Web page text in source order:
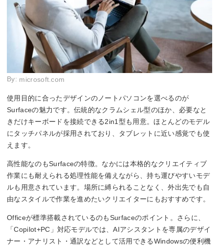
By: microsoft.com
使用目的に合ったデザインのノートパソコンを選べるのが
Surfaceの魅力です。伝統的なクラムシェル型のほか、必要なと
きだけキーボードを接続できる2in1型も用意。ほとんどのモデル
にタッチパネルが採用されており、タブレットに近い感覚でも使
えます。
高性能なのもSurfaceの特徴。なかには本格的なクリエイティブ
作業にも耐えられる処理性能を備えながら、持ち運びやすいモデ
ルも用意されています。場所に縛られることなく、外出先でも自
由なスタイルで作業を進めたいクリエイターにもおすすめです。
Officeが標準搭載されているのもSurfaceのポイント。さらに、
「Copilot+PC」対応モデルでは、AIアシスタントを専属のデザイ
ナー・アナリスト・通訳などとして活用できるWindowsの便利機